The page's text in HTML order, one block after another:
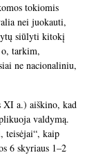
tokiomis
nei juokauti,
siūlyti kitokį
tarkim,
ne nacionaliniu,
XI a.) aiškino, kad
valdymą.
teisėjai“, kaip
6 skyriaus 1–2